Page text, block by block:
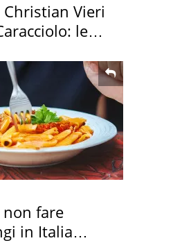
Vieri
le
non fare
in Italia